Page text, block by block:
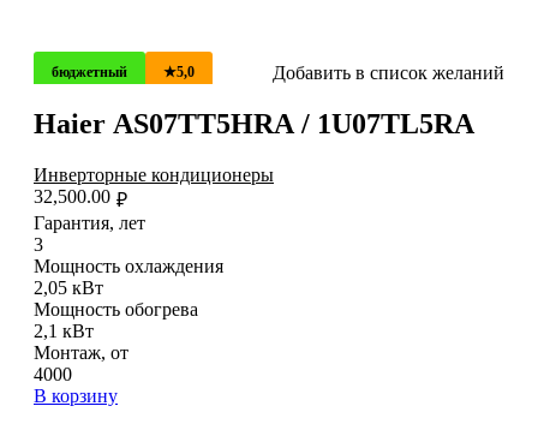
бюджетный ★5,0 Добавить в список желаний
Haier AS07TT5HRA / 1U07TL5RA
Инверторные кондиционеры
₽
32,500.00
Гарантия, лет
3
Мощность охлаждения
2,05 кВт
Мощность обогрева
2,1 кВт
Монтаж, от
4000
В корзину